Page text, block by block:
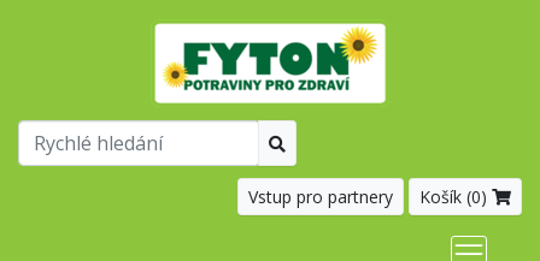
Vstup pro partnery Košík (0)